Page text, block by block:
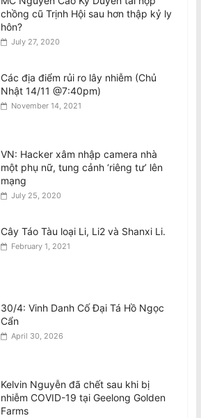
Vietnam Accused Of Reviving
Crackdown On Writers After Author’s
Arrest
August 9, 2026
Giám khảo MasterChef bênh vực
Meghan về vụ ‘gây căng thẳng trên
trường quay’
Hình & Video: Biểu Tình Chống Chuyến
Viếng Thăm Úc của Tô Lâm tại
Melbourne
August 9, 2026
chồng cũ Trịnh Hội sau hơn thập kỷ ly
hôn?
July 27, 2020
Các địa điểm rủi ro lây nhiễm (Chủ
Nhật 14/11 @7:40pm)
November 14, 2021
VN: Hacker xâm nhập camera nhà
một phụ nữ, tung cảnh ‘riêng tư’ lên
mạng
July 25, 2020
Cây Táo Tàu loại Li, Li2 và Shanxi Li.
February 1, 2021
30/4: Vinh Danh Cố Đại Tá Hồ Ngọc
Cẩn
April 30, 2026
Kelvin Nguyễn đã chết sau khi bị
nhiễm COVID-19 tại Geelong Golden
Farms